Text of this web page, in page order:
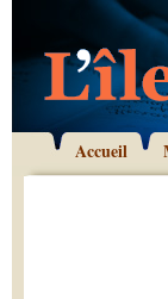
Accueil